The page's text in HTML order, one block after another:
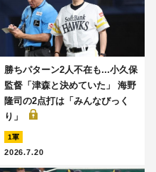
勝ちパターン2人不在も...小久保
監督「津森と決めていた」 海野
隆司の2点打は「みんなびっく
り」
1軍
2026.7.20